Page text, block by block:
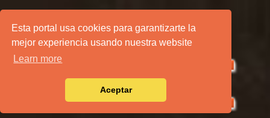
Esta portal usa cookies para garantizarte la
mejor experiencia usando nuestra website
Learn more
Aceptar
PÁGINA PRINCIPAL